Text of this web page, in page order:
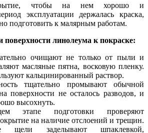
чтобы на нем хорошо и
эксплуатации держалась краска,
подготовить к малярным работам.
поверхности линолеума к покраске:
очищают не только от пыли и
масляные пятна, восковую пленку.
кальцинированный раствор.
тщательно промывают обычной
поверхности не осталось разводов, и
высохнуть.
этапе подготовки проверяют
на наличие отслоений и трещин.
щели заделывают шпаклевкой,